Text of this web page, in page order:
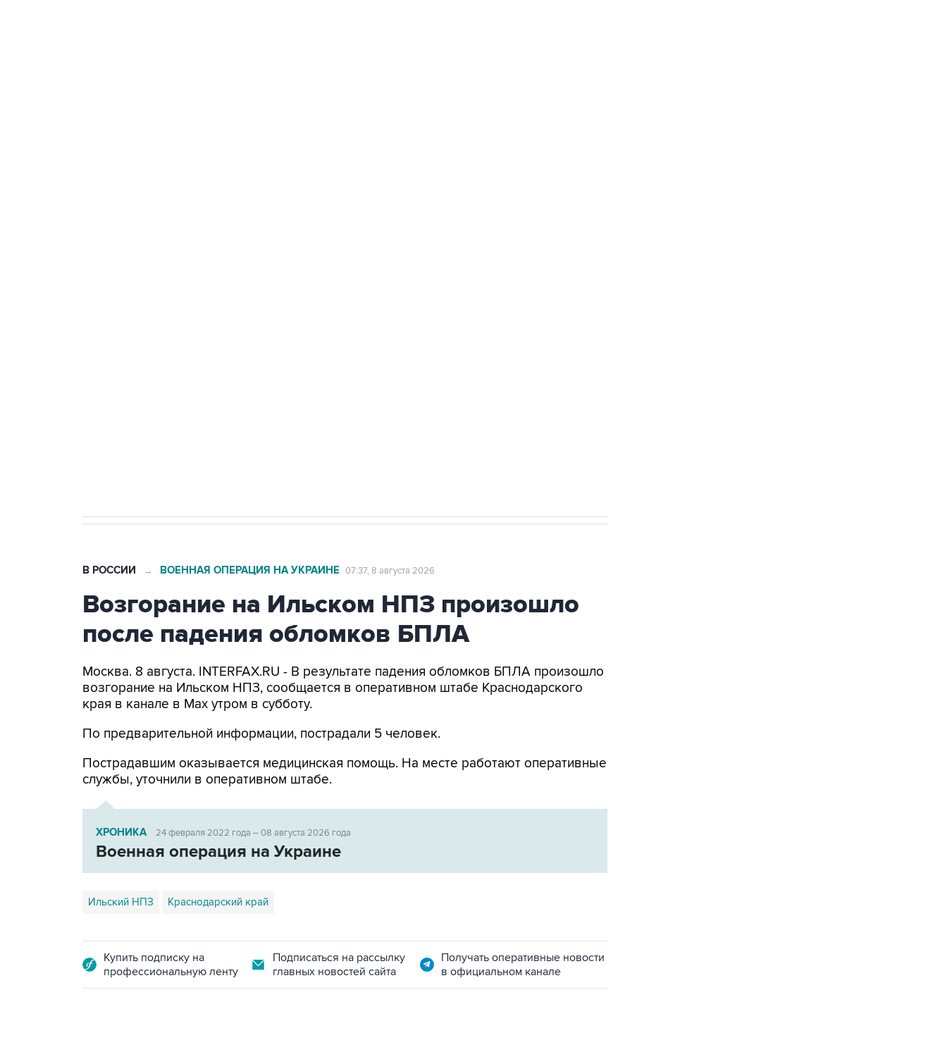
В РОССИИ → ВОЕННАЯ ОПЕРАЦИЯ НА УКРАИНЕ 07:37, 8 августа 2026
Возгорание на Ильском НПЗ произошло
после падения обломков БПЛА
Москва. 8 августа. INTERFAX.RU - В результате падения обломков БПЛА произошло
возгорание на Ильском НПЗ, сообщается в оперативном штабе Краснодарского
края в канале в Max утром в субботу.
По предварительной информации, пострадали 5 человек.
Пострадавшим оказывается медицинская помощь. На месте работают оперативные
службы, уточнили в оперативном штабе.
ХРОНИКА 24 февраля 2022 года – 08 августа 2026 года
Военная операция на Украине
Ильский НПЗ Краснодарский край
Купить подписку на
профессиональную ленту
Подписаться на рассылку
главных новостей сайта
Получать оперативные новости
в официальном канале